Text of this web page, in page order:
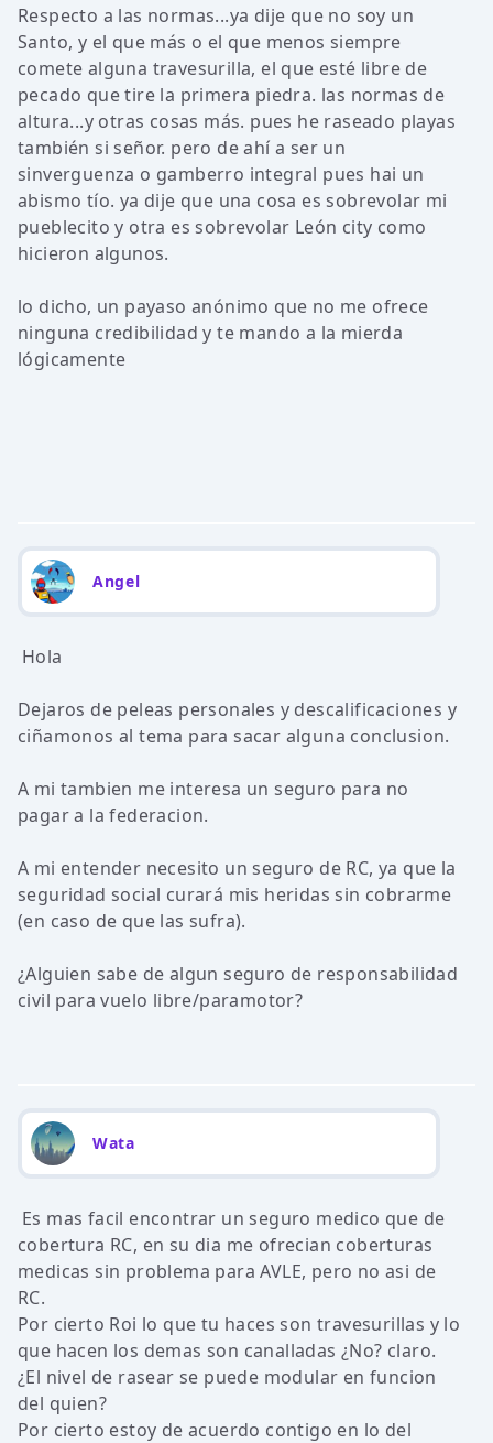
Respecto a las normas...ya dije que no soy un
Santo, y el que más o el que menos siempre
comete alguna travesurilla, el que esté libre de
pecado que tire la primera piedra. las normas de
altura...y otras cosas más. pues he raseado playas
también si señor. pero de ahí a ser un
sinverguenza o gamberro integral pues hai un
abismo tío. ya dije que una cosa es sobrevolar mi
pueblecito y otra es sobrevolar León city como
hicieron algunos.
lo dicho, un payaso anónimo que no me ofrece
ninguna credibilidad y te mando a la mierda
lógicamente
Angel
Hola
Dejaros de peleas personales y descalificaciones y
ciñamonos al tema para sacar alguna conclusion.
A mi tambien me interesa un seguro para no
pagar a la federacion.
A mi entender necesito un seguro de RC, ya que la
seguridad social curará mis heridas sin cobrarme
(en caso de que las sufra).
¿Alguien sabe de algun seguro de responsabilidad
civil para vuelo libre/paramotor?
Wata
Es mas facil encontrar un seguro medico que de
cobertura RC, en su dia me ofrecian coberturas
medicas sin problema para AVLE, pero no asi de
RC.
Por cierto Roi lo que tu haces son travesurillas y lo
que hacen los demas son canalladas ¿No? claro.
¿El nivel de rasear se puede modular en funcion
del quien?
Por cierto estoy de acuerdo contigo en lo del